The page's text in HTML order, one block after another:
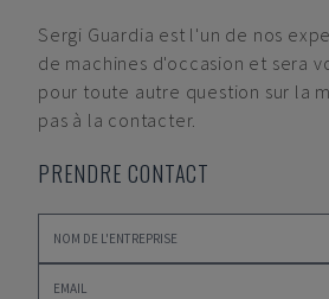
Sergi Guardia est l'un de nos
de machines d'occasion et sera
pour toute autre question sur la
pas à la contacter.
PRENDRE CONTACT